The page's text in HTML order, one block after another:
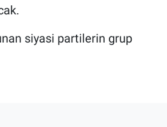
siyasi partilerin grup